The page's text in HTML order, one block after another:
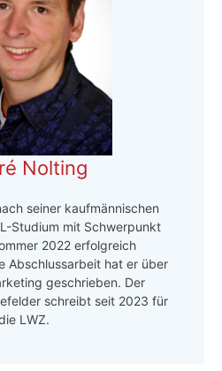
Nolting
seiner kaufmännischen
Studium mit Schwerpunkt
2022 erfolgreich
Abschlussarbeit hat er über
geschrieben. Der
schreibt seit 2023 für
LWZ.